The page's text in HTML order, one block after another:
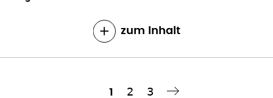
Seitennummerierung
Seite